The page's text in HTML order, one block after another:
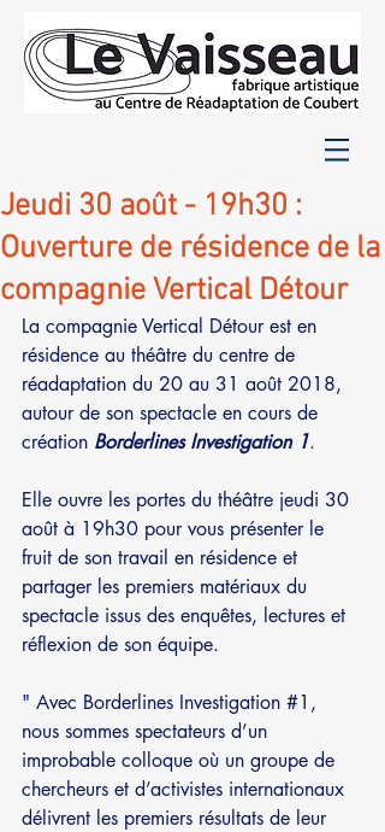
Jeudi 30 août - 19h30 :
Ouverture de résidence de la
compagnie Vertical Détour
La compagnie Vertical Détour est en
résidence au théâtre du centre de
réadaptation du 20 au 31 août 2018,
autour de son spectacle en cours de
création Borderlines Investigation 1.
Elle ouvre les portes du théâtre jeudi 30
août à 19h30 pour vous présenter le
fruit de son travail en résidence et
partager les premiers matériaux du
spectacle issus des enquêtes, lectures et
réflexion de son équipe.
" Avec Borderlines Investigation #1 ,
nous sommes spectateurs d’un
improbable colloque où un groupe de
chercheurs et d’activistes internationaux
délivrent les premiers résultats de leur